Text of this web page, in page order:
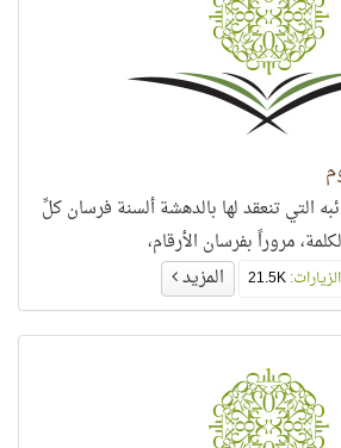
التي تنعقد لها بالدهشة ألسنة فرسان كلِّ
مروراً بفرسان الأرقام،
21.5K المزيد